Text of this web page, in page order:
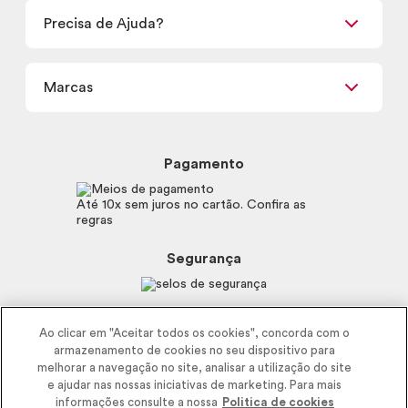
Nossas Lojas
Código de defesa do consumidor
Trabalhe com a gente
Recomendações Covid19
Precisa de Ajuda?
Frete e Entrega
Fale Conosco
E-mail
Marcas
Pagamento
Até 10x sem juros no cartão. Confira as
regras
Segurança
Ao clicar em "Aceitar todos os cookies", concorda com o
armazenamento de cookies no seu dispositivo para
melhorar a navegação no site, analisar a utilização do site
e ajudar nas nossas iniciativas de marketing. Para mais
informações consulte a nossa
Politica de cookies